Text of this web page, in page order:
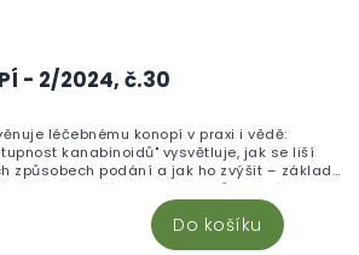
- 2/2024, č.30
Do košíku
léčebnému konopí v praxi i vědě:
kanabinoidů" vysvětluje, jak se liší
způsobech podání a jak ho zvýšit – základ
CBD a dalších kanabinoidů rozebíráme i v
CBD, CBG a CBN olejů. Číslo doplňují
spánku, domácí extrakci, první české
reportáž z brněnské konference – to vše